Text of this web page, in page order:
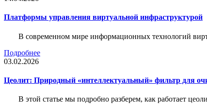
Платформы управления виртуальной инфраструктурой
В современном мире информационных технологий
Подробнее
03.02.2026
Цеолит: Природный «интеллектуальный» фильтр для
В этой статье мы подробно разберем, как работает